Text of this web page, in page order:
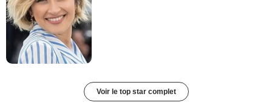
Voir le top star complet